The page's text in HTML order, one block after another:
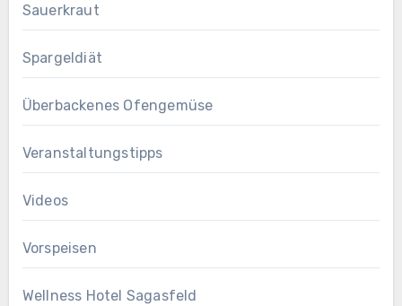
Sauerkraut
Spargeldiät
Überbackenes Ofengemüse
Veranstaltungstipps
Videos
Vorspeisen
Wellness Hotel Sagasfeld